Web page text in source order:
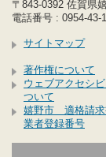
〒843-0392 佐賀県
電話番号 : 0954-43-
サイトマップ
著作権について
ウェブアクセシ
ついて
嬉野市 適格請求
業者登録番号